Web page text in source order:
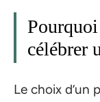
célébrer
Le choix d’un